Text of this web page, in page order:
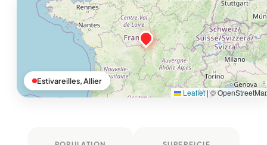
Leaflet|©
Estivareilles, Allier